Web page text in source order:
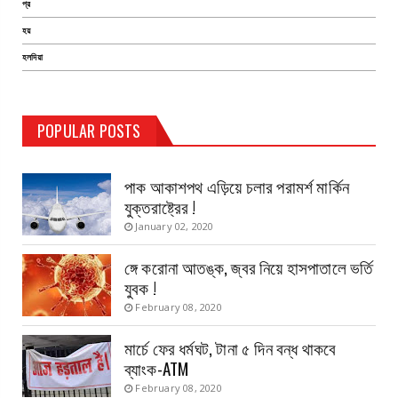
প্র
হয়
হলদিয়া
POPULAR POSTS
TEST PAGE
August 14, 2019
পাক আকাশপথ এড়িয়ে চলার পরামর্শ মার্কিন
যুক্তরাষ্ট্রের !
January 02, 2020
ঙ্গে করোনা আতঙ্ক, জ্বর নিয়ে হাসপাতালে ভর্তি
যুবক !
February 08, 2020
মার্চে ফের ধর্মঘট, টানা ৫ দিন বন্ধ থাকবে
ব্যাংক-ATM
February 08, 2020